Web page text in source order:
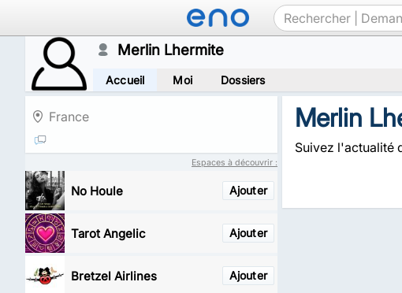
Merlin Lhermite
Accueil Moi Dossiers
France
Espaces à découvrir :
Ajouter
No Houle
Ajouter
Tarot Angelic
Ajouter
Bretzel Airlines
Merlin
Suivez l'actualité